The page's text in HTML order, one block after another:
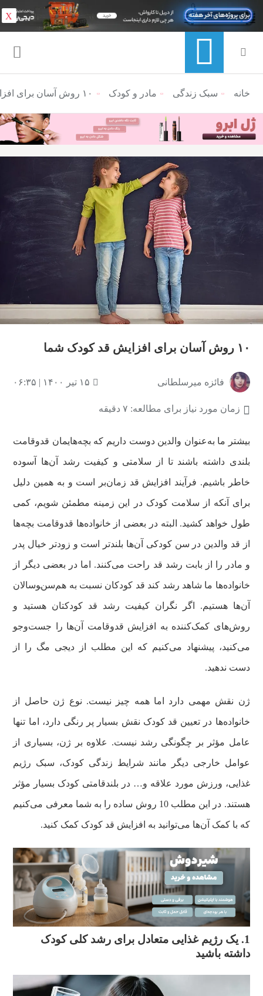
منوی ناوبری خرده نان
خانه سبک زندگی مادر و کودک ۱۰ روش آسان برای افزایش قد کودک شما
۱۰ روش آسان برای افزایش قد کودک شما
فائزه میرسلطانی ۱۵ تیر ۱۴۰۰ | ۰۶:۳۵
زمان مورد نیاز برای مطالعه: ۷ دقیقه
بیشتر ما به‌عنوان والدین دوست داریم که بچه‌هایمان قدوقامت
بلندی داشته باشند تا از سلامتی و کیفیت رشد آن‌ها آسوده
خاطر باشیم. فرآیند افزایش قد زمان‌بر است و به همین دلیل
برای آنکه از سلامت کودک در این زمینه مطمئن شویم، کمی
طول خواهد کشید. البته در بعضی از خانواده‌ها قدوقامت بچه‌ها
از قد والدین در سن کودکی آن‌ها بلندتر است و زودتر خیال پدر
و مادر را از بابت رشد قد راحت می‌کنند. اما در بعضی دیگر از
خانواده‌ها ما شاهد رشد کند قد کودکان نسبت به هم‌سن‌‍وسالان
آن‌ها هستیم. اگر نگران کیفیت رشد قد کودکتان هستید و
روش‌های کمک‌کننده به افزایش قدوقامت آن‌ها را جست‌وجو
می‌کنید، پیشنهاد می‌کنیم که این مطلب از دیجی مگ را از
دست ندهید.
ژن نقش مهمی دارد اما همه چیز نیست. نوع ژن حاصل از
خانواده‌ها در تعیین قد کودک نقش بسیار پر رنگی دارد، اما تنها
عامل مؤثر بر چگونگی رشد نیست. علاوه بر ژن، بسیاری از
عوامل خارجی دیگر مانند شرایط زندگی کودک، سبک رژیم
غذایی، ورزش مورد علاقه و… در بلندقامتی کودک بسیار مؤثر
هستند. در این مطلب 10 روش ساده را به شما معرفی می‌کنیم
که با کمک آن‌ها می‌توانید به افزایش قد کودک کمک کنید.
1. یک رژیم غذایی متعادل برای رشد کلی کودک
داشته باشید
X